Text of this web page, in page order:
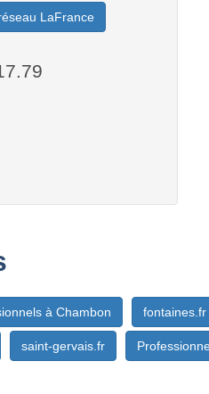
LaFrance
à Chambon fontaines.fr
saint-gervais.fr